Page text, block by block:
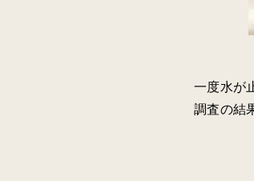
一度水が
調査の結